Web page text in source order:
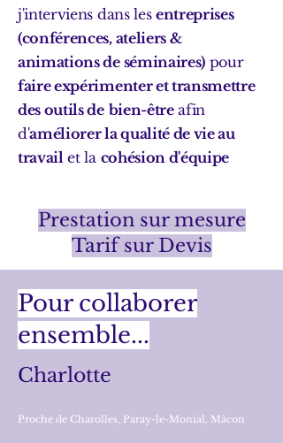
j'interviens dans les entreprises
(conférences, ateliers &
animations de séminaires) pour
faire expérimenter et transmettre
des outils de bien-êtreafin
d'améliorer la qualité de vie au
travailet la cohésion d'équipe
Prestation sur mesure
Tarif sur Devis
Pour collaborer
ensemble...
Charlotte
Proche de Charolles, Paray-le-Monial, Mâcon